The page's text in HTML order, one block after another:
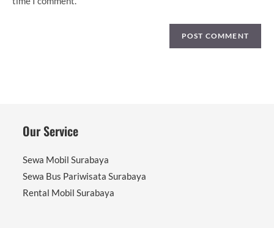
Our Service
Sewa Mobil Surabaya
Sewa Bus Pariwisata Surabaya
Rental Mobil Surabaya